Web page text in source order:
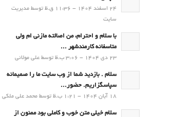
24 اسفند 1404 - 11:36 ق.ظ توسط مدیریت
سایت
با سلام و احترام، من اصالته مازنی ام ولی
متاسفانه کارمندشهر ...
23 دی 1404 - 3:06 ب.ظ توسط علی مولائی
سلام . بازدید شما از وب سایت ما را صمیمانه
سپاسگزاریم. حضور...
18 آبان 1404 - 1:21 ب.ظ توسط محمد علی ملکی
سلام خیلی متن خوب و کاملی بود ممنون از